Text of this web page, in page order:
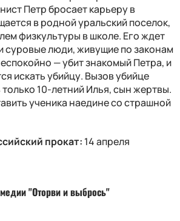
Петр бросает карьеру в
в родной уральский поселок,
физкультуры в школе. Его ждет
суровые люди, живущие по законам
— убит знакомый Петра, и
искать убийцу. Вызов убийце
10-летний Илья, сын жертвы.
ученика наедине со страшной
прокат: 14 апреля
"Оторви и выбрось"